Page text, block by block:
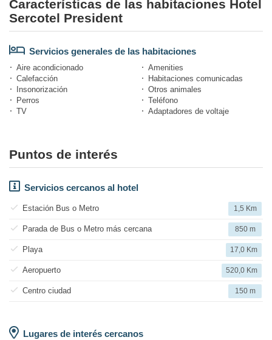
Características de las habitaciones Hotel
Sercotel President
Servicios generales de las habitaciones
Aire acondicionado
Amenities
Calefacción
Habitaciones comunicadas
Insonorización
Otros animales
Perros
Teléfono
TV
Adaptadores de voltaje
Puntos de interés
Servicios cercanos al hotel
Estación Bus o Metro 1,5 Km
Parada de Bus o Metro más cercana 850 m
Playa 17,0 Km
Aeropuerto 520,0 Km
Centro ciudad 150 m
Lugares de interés cercanos